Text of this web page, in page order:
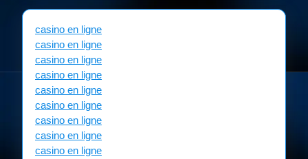
casino en ligne
casino en ligne
casino en ligne
casino en ligne
casino en ligne
casino en ligne
casino en ligne
casino en ligne
casino en ligne